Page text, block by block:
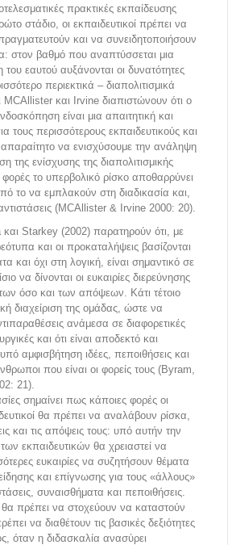
πρακτικές εκπαίδευσης
στάδιο, οι εκπαιδευτικοί πρέπει να
και να συνειδητοποιήσουν
στον βαθμό που αναπτύσσεται μια
εαυτού αυξάνονται οι δυνατότητες
περιεκτικά – διαπολιτισμικά
και Irvine διαπιστώνουν ότι ο
είναι μια απαιτητική και
τους περισσότερους εκπαιδευτικούς και
να ενισχύσουμε την ανάληψη
της ενίσχυσης της διαπολιτισμικής
φορές το υπερβολικό ρίσκο αποθαρρύνει
το να εμπλακούν στη διαδικασία και,
αντιστάσεις (MCAllister & Irvine 2000: 20).
Starkey (2002) παρατηρούν ότι, με
και οι προκαταλήψεις βασίζονται
και όχι στη λογική, είναι σημαντικό σε
να δίνονται οι ευκαιρίες διερεύνησης
όσο και των απόψεων. Κάτι τέτοιο
διαχείριση της ομάδας, ώστε να
ανάμεσα σε διαφορετικές
και ότι είναι αποδεκτό και
αμφισβήτηση ιδέες, πεποιθήσεις και
που είναι οι φορείς τους (Byram,
21).
σημαίνει πως κάποιες φορές οι
θα πρέπει να αναλάβουν ρίσκα,
και τις απόψεις τους: υπό αυτήν την
εκπαιδευτικών θα χρειαστεί να
ευκαιρίες να συζητήσουν θέματα
και επίγνωσης για τους «άλλους»
συναισθήματα και πεποιθήσεις.
πρέπει να στοχεύουν να καταστούν
να διαθέτουν τις βασικές δεξιότητες
όταν η διδασκαλία ανασύρει